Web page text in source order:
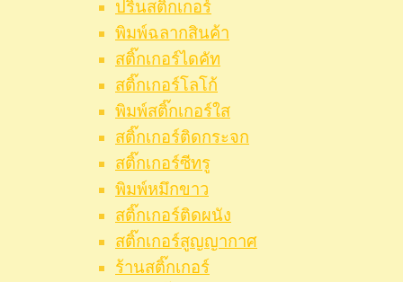
ปริ้นสติกเกอร์
พิมพ์ฉลากสินค้า
สติ๊กเกอร์ไดคัท
สติ๊กเกอร์โลโก้
พิมพ์สติ๊กเกอร์ใส
สติ๊กเกอร์ติดกระจก
สติ๊กเกอร์ซีทรู
พิมพ์หมึกขาว
สติ๊กเกอร์ติดผนัง
สติ๊กเกอร์สูญญากาศ
ร้านสติ๊กเกอร์